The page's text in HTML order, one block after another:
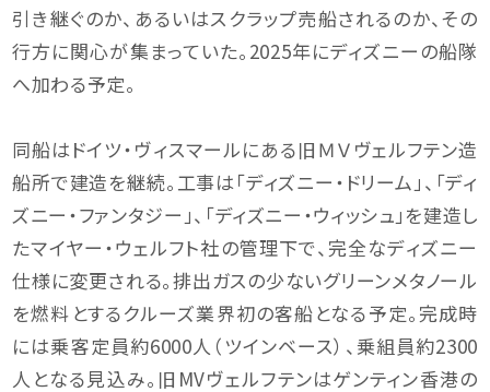
引き継ぐのか、あるいはスクラップ売船されるのか、その
行方に関心が集まっていた。2025年にディズニーの船隊
へ加わる予定。
同船はドイツ・ヴィスマールにある旧ＭＶヴェルフテン造
船所で建造を継続。工事は「ディズニー・ドリーム」、「ディ
ズニー・ファンタジー」、「ディズニー・ウィッシュ」を建造し
たマイヤー・ウェルフト社の管理下で、完全なディズニー
仕様に変更される。排出ガスの少ないグリーンメタノール
を燃料とするクルーズ業界初の客船となる予定。完成時
には乗客定員約6000人（ツインベース）、乗組員約2300
人となる見込み。旧MVヴェルフテンはゲンティン香港の